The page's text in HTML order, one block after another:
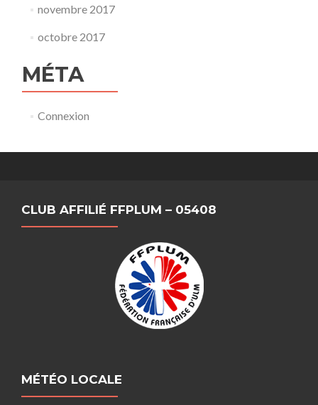
novembre 2017
octobre 2017
MÉTA
Connexion
CLUB AFFILIÉ FFPLUM – 05408
MÉTÉO LOCALE